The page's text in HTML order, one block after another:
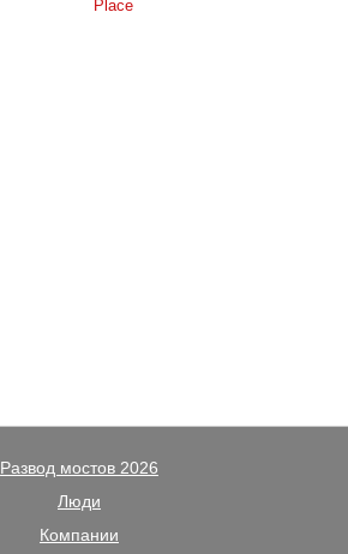
Place
Развод мостов 2026
Люди
Компании